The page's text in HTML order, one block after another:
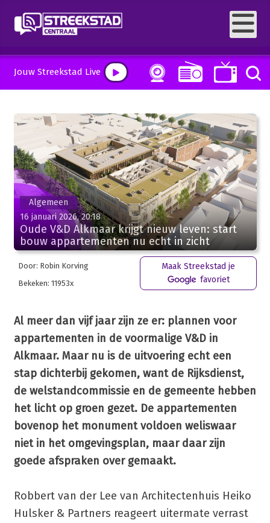
Jouw Streekstad Live
Algemeen
16 januari 2026, 20:18
Oude V&D Alkmaar krijgt nieuw leven: start
bouw appartementen nu echt in zicht
Door: Robin Korving
Bekeken: 11953x
Maak Streekstad je
favoriet
Al meer dan vijf jaar zijn ze er: plannen voor
appartementen in de voormalige V&D in
Alkmaar. Maar nu is de uitvoering echt een
stap dichterbij gekomen, want de Rijksdienst,
de welstandcommissie en de gemeente hebben
het licht op groen gezet. De appartementen
bovenop het monument voldoen weliswaar
niet in het omgevingsplan, maar daar zijn
goede afspraken over gemaakt.
Robbert van der Lee van Architectenhuis Heiko
Hulsker & Partners reageert uitermate verrast